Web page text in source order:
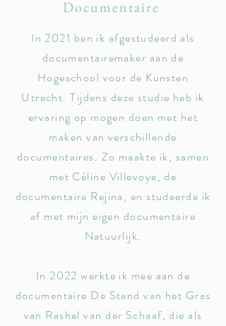
Documentaire
In 2021 ben ik afgestudeerd als
documentairemaker aan de
Hogeschool voor de Kunsten
Utrecht. Tijdens deze studie heb ik
ervaring op mogen doen met het
maken van verschillende
documentaires. Zo maakte ik, samen
met Céline Villevoye, de
documentaire Rejina, en studeerde ik
af met mijn eigen documentaire
Natuurlijk.
In 2022 werkte ik mee aan de
documentaire De Stand van het Gras
van Rashel van der Schaaf, die als